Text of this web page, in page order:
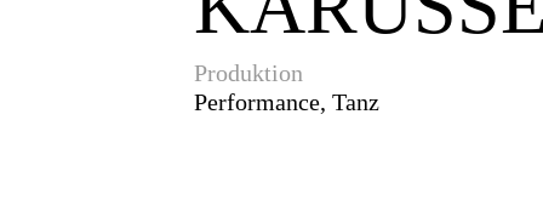
Produktion
Performance, Tanz